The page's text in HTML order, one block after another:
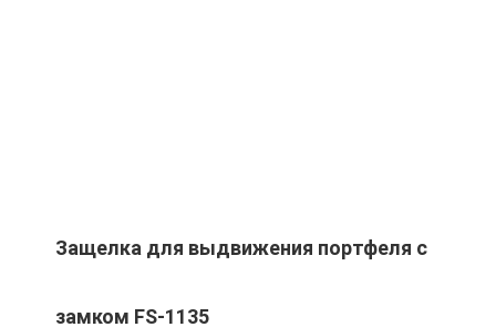
Защелка для выдвижения портфеля с
замком FS-1135